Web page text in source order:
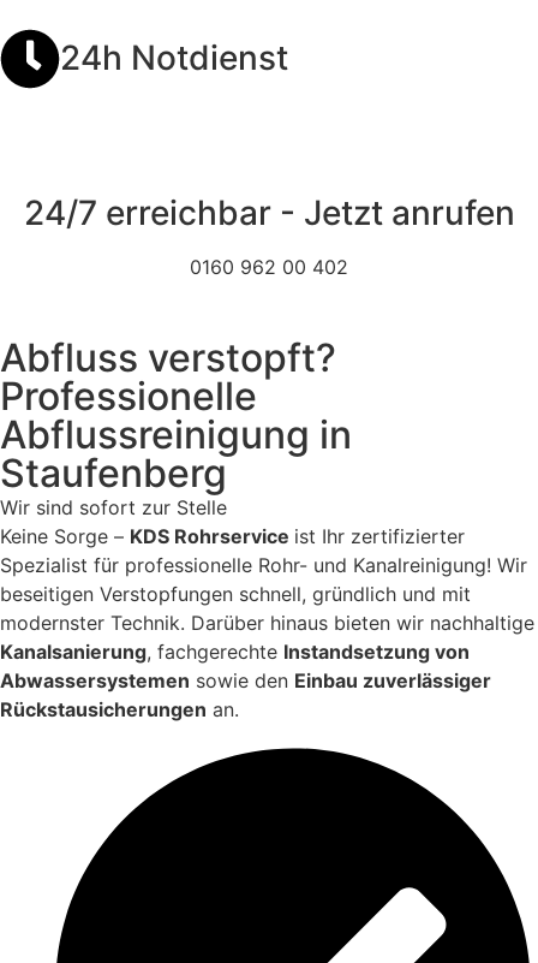
24h Notdienst
24/7 erreichbar - Jetzt anrufen
0160 962 00 402
Abfluss verstopft?
Professionelle
Abflussreinigung in
Staufenberg
Wir sind sofort zur Stelle
Keine Sorge – KDS Rohrservice ist Ihr zertifizierter
Spezialist für professionelle Rohr- und Kanalreinigung! Wir
beseitigen Verstopfungen schnell, gründlich und mit
modernster Technik. Darüber hinaus bieten wir nachhaltige
Kanalsanierung, fachgerechte Instandsetzung von
Abwassersystemen sowie den Einbau zuverlässiger
Rückstausicherungen an.